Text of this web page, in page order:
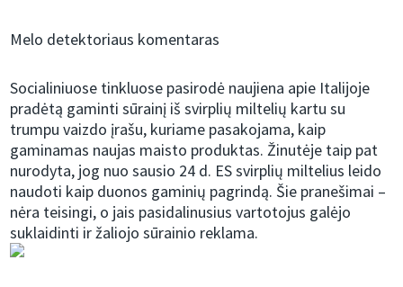
Melo detektoriaus komentaras
Socialiniuose tinkluose pasirodė naujiena apie Italijoje
pradėtą gaminti sūrainį iš svirplių miltelių kartu su
trumpu vaizdo įrašu, kuriame pasakojama, kaip
gaminamas naujas maisto produktas. Žinutėje taip pat
nurodyta, jog nuo sausio 24 d. ES svirplių miltelius leido
naudoti kaip duonos gaminių pagrindą. Šie pranešimai –
nėra teisingi, o jais pasidalinusius vartotojus galėjo
suklaidinti ir žaliojo sūrainio reklama.